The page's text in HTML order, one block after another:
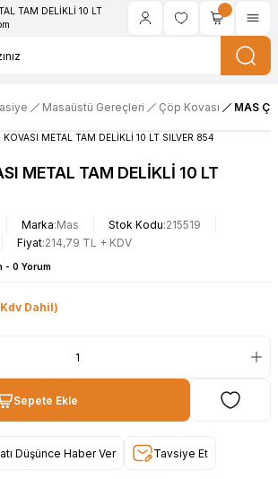
Masaüstü Gereçleri Çöp Kovası MAS
METAL TAM DELİKLİ 10 LT
Marka Mas Stok Kodu 215519
Fiyat 214,79 TL + KDV
- 0 Yorum
Dahil)
Sepete Ekle
Düşünce Haber Ver Tavsiye Et